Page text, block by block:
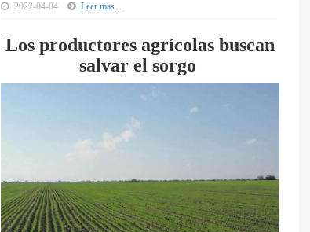
2022-04-04 Leer mas...
Los productores agrícolas buscan
salvar el sorgo